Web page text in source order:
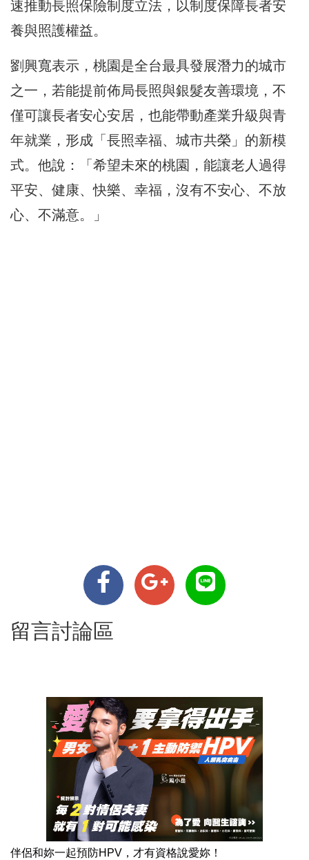
速推動長照保險制度立法，以制度保障長者安
養與照護權益。
劉興寬表示，桃園是全台最具發展潛力的城市
之一，若能提前佈局長照與銀髮友善環境，不
僅可讓長者安心安居，也能帶動產業升級與青
年就業，形成「長照幸福、城市共榮」的新模
式。他說：「希望未來的桃園，能讓老人過得
平安、健康、快樂、幸福，沒有不安心、不放
心、不滿意。」
留言討論區
伴侶和妳一起預防HPV，才有資格說愛妳！